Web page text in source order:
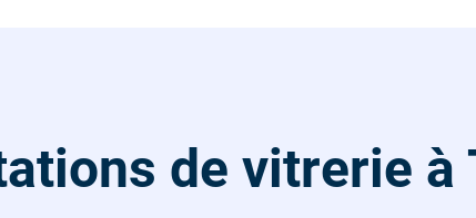
de vitrerie à